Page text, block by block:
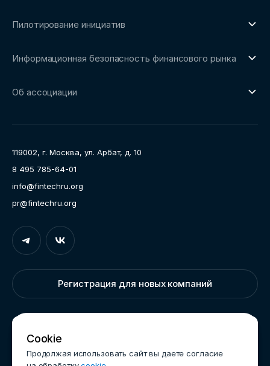
Репозиторий Ассоциации
Рабочие группы
Пилотирование инициатив
Площадка пилотного тестирования
Информационная безопасность финансового рынка
Направления работы
Об ассоциации
Карьера
Контакты
Документы
119002, г. Москва, ул. Арбат, д. 10
8 495 785-64-01
info@fintechru.org
pr@fintechru.org
Регистрация для новых компаний
Cookie
Продолжая использовать сайт вы даете согласие
Вход
Укажите вашу корпоративную почту. На неё мы вышлем
ссылку для входа